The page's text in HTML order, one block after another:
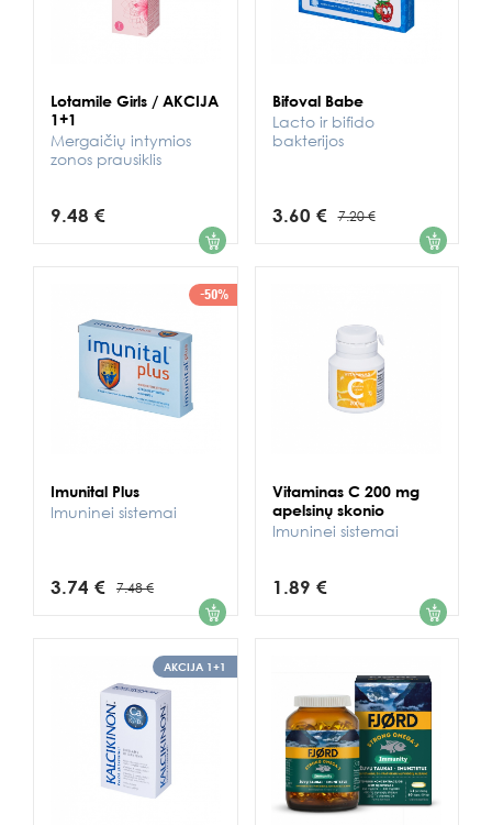
Lotamile Girls / AKCIJA
1+1
Mergaičių intymios
zonos prausiklis
9.48 € 1
Bifoval Babe
Lacto ir bifido
bakterijos
3.60 € 7.20 € 1
-50%
Imunital Plus
Imuninei sistemai
3.74 € 7.48 € 1
Vitaminas C 200 mg
apelsinų skonio
Imuninei sistemai
1.89 € 1
AKCIJA 1+1